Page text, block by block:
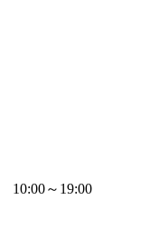
10:00～19:00